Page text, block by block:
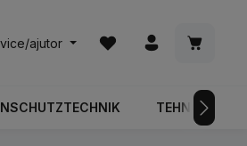
ajutor
Aveți 0 articole din
TEHNOLOGIA